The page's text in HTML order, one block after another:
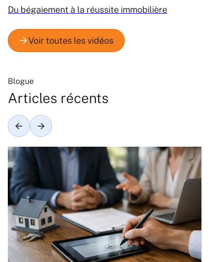
Du bégaiement à la réussite immobilière
Blogue
Articles récents